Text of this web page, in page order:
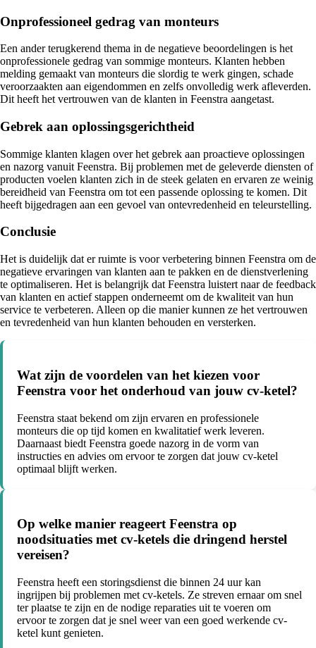
Onprofessioneel gedrag van monteurs
Een ander terugkerend thema in de negatieve beoordelingen is het
onprofessionele gedrag van sommige monteurs. Klanten hebben
melding gemaakt van monteurs die slordig te werk gingen, schade
veroorzaakten aan eigendommen en zelfs onvolledig werk afleverden.
Dit heeft het vertrouwen van de klanten in Feenstra aangetast.
Gebrek aan oplossingsgerichtheid
Sommige klanten klagen over het gebrek aan proactieve oplossingen
en nazorg vanuit Feenstra. Bij problemen met de geleverde diensten of
producten voelen klanten zich in de steek gelaten en ervaren ze weinig
bereidheid van Feenstra om tot een passende oplossing te komen. Dit
heeft bijgedragen aan een gevoel van ontevredenheid en teleurstelling.
Conclusie
Het is duidelijk dat er ruimte is voor verbetering binnen Feenstra om de
negatieve ervaringen van klanten aan te pakken en de dienstverlening
te optimaliseren. Het is belangrijk dat Feenstra luistert naar de feedback
van klanten en actief stappen onderneemt om de kwaliteit van hun
service te verbeteren. Alleen op die manier kunnen ze het vertrouwen
en tevredenheid van hun klanten behouden en versterken.
Wat zijn de voordelen van het kiezen voor
Feenstra voor het onderhoud van jouw cv-ketel?
Feenstra staat bekend om zijn ervaren en professionele
monteurs die op tijd komen en kwalitatief werk leveren.
Daarnaast biedt Feenstra goede nazorg in de vorm van
instructies en advies om ervoor te zorgen dat jouw cv-ketel
optimaal blijft werken.
Op welke manier reageert Feenstra op
noodsituaties met cv-ketels die dringend herstel
vereisen?
Feenstra heeft een storingsdienst die binnen 24 uur kan
ingrijpen bij problemen met cv-ketels. Ze streven ernaar om snel
ter plaatse te zijn en de nodige reparaties uit te voeren om
ervoor te zorgen dat je snel weer van een goed werkende cv-
ketel kunt genieten.